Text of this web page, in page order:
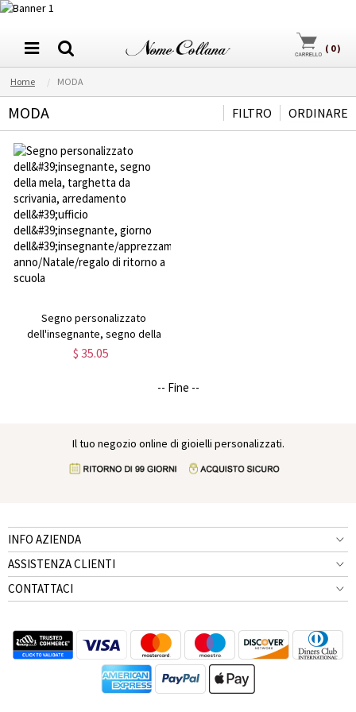
( 0)
Home MODA
MODA ORDINARE
FILTRO
Segno personalizzato
dell'insegnante, segno della
mela, targhetta da scrivania,
$ 35.05
-- Fine --
Il tuo negozio online di gioielli personalizzati.
INFO AZIENDA
ASSISTENZA CLIENTI
CONTATTACI